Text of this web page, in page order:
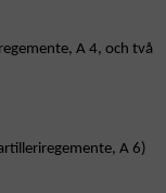
A 4, och två
A 6)